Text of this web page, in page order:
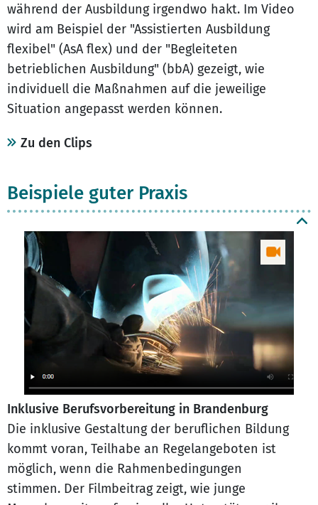
während der Ausbildung irgendwo hakt. Im Video
wird am Beispiel der "Assistierten Ausbildung
flexibel" (AsA flex) und der "Begleiteten
betrieblichen Ausbildung" (bbA) gezeigt, wie
individuell die Maßnahmen auf die jeweilige
Situation angepasst werden können.
Zu den Clips
Beispiele guter Praxis
Inklusive Berufsvorbereitung in Brandenburg
Die inklusive Gestaltung der beruflichen Bildung
kommt voran, Teilhabe an Regelangeboten ist
möglich, wenn die Rahmenbedingungen
stimmen. Der Filmbeitrag zeigt, wie junge